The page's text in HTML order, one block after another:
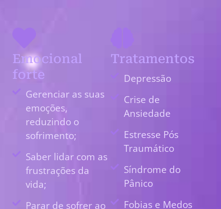
Emocional
forte
Gerenciar as suas
emoções,
reduzindo o
sofrimento;
Saber lidar com as
frustrações da
vida;
Parar de sofrer ao
Tratamentos
Depressão
Crise de
Ansiedade
Estresse Pós
Traumático
Síndrome do
Pânico
Fobias e Medos